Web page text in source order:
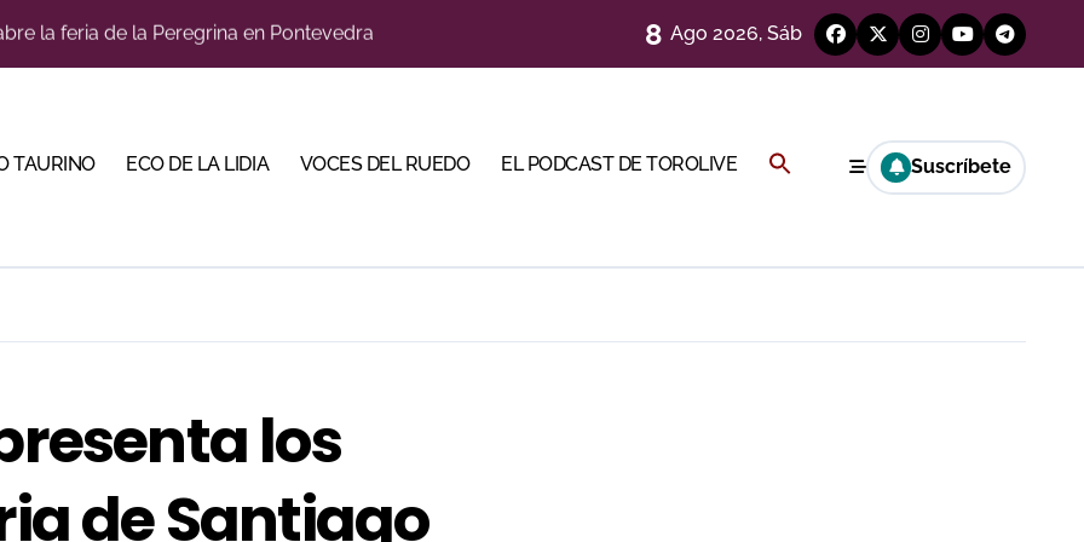
el sueño de vestirse de luces ante los suyos
en una noche marcada por la dureza de Monteviejo
sobre el buen juego de Los Maños en el arranque de Huesca
la tercera tarde de Morante en la temporada portuense
8 Ago 2026, Sáb
TAURINO ECO DE LA LIDIA VOCES DEL RUEDO EL PODCAST DE TOROLIVE Buscar: Suscríbete
los
de Santiago